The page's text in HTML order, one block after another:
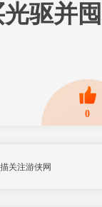
驱并
0
关注游侠网